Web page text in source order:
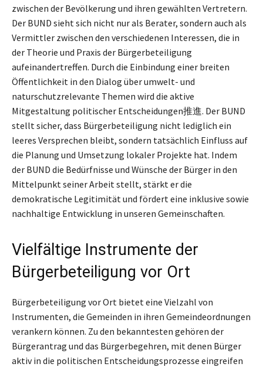
zwischen der Bevölkerung und ihren gewählten Vertretern.
Der BUND sieht sich nicht nur als Berater, sondern auch als
Vermittler zwischen den verschiedenen Interessen, die in
der Theorie und Praxis der Bürgerbeteiligung
aufeinandertreffen. Durch die Einbindung einer breiten
Öffentlichkeit in den Dialog über umwelt- und
naturschutzrelevante Themen wird die aktive
Mitgestaltung politischer Entscheidungen推進. Der BUND
stellt sicher, dass Bürgerbeteiligung nicht lediglich ein
leeres Versprechen bleibt, sondern tatsächlich Einfluss auf
die Planung und Umsetzung lokaler Projekte hat. Indem
der BUND die Bedürfnisse und Wünsche der Bürger in den
Mittelpunkt seiner Arbeit stellt, stärkt er die
demokratische Legitimität und fördert eine inklusive sowie
nachhaltige Entwicklung in unseren Gemeinschaften.
Vielfältige Instrumente der
Bürgerbeteiligung vor Ort
Bürgerbeteiligung vor Ort bietet eine Vielzahl von
Instrumenten, die Gemeinden in ihren Gemeindeordnungen
verankern können. Zu den bekanntesten gehören der
Bürgerantrag und das Bürgerbegehren, mit denen Bürger
aktiv in die politischen Entscheidungsprozesse eingreifen